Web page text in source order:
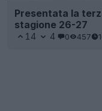
Presentata la
stagione 26-27
14 4 0 457